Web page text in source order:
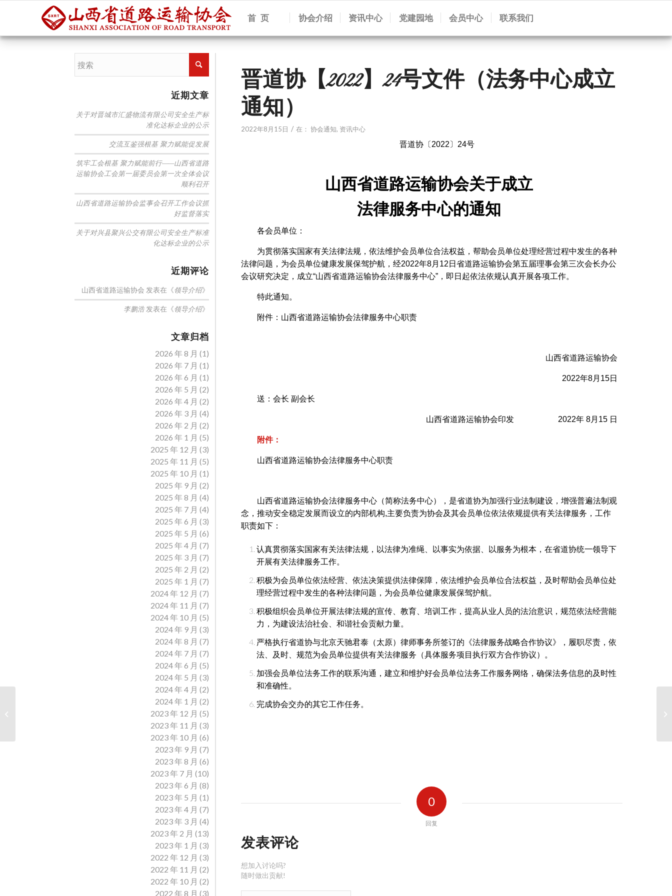
首 页 协会介绍 资讯中心 党建园地 会员中心 联系我们
晋道协【2022】24号文件（法务中心成立
通知）
2022年8月15日 / 在： 协会通知, 资讯中心
晋道协〔2022〕24号
山西省道路运输协会关于成立
法律服务中心的通知
各会员单位：
为贯彻落实国家有关法律法规，依法维护会员单位合法权益，帮助会员单位处理经营过程中发生的各种
法律问题，为会员单位健康发展保驾护航，经2022年8月12日省道路运输协会第五届理事会第三次会长办公
会议研究决定，成立“山西省道路运输协会法律服务中心”，即日起依法依规认真开展各项工作。
特此通知。
附件：山西省道路运输协会法律服务中心职责
山西省道路运输协会
2022年8月15日
送：会长 副会长
山西省道路运输协会印发 2022年 8月15 日
附件：
山西省道路运输协会法律服务中心职责
山西省道路运输协会法律服务中心（简称法务中心），是省道协为加强行业法制建设，增强普遍法制观
念，推动安全稳定发展而设立的内部机构,主要负责为协会及其会员单位依法依规提供有关法律服务，工作
职责如下：
认真贯彻落实国家有关法律法规，以法律为准绳、以事实为依据、以服务为根本，在省道协统一领导下
开展有关法律服务工作。
积极为会员单位依法经营、依法决策提供法律保障，依法维护会员单位合法权益，及时帮助会员单位处
理经营过程中发生的各种法律问题，为会员单位健康发展保驾护航。
积极组织会员单位开展法律法规的宣传、教育、培训工作，提高从业人员的法治意识，规范依法经营能
力，为建设法治社会、和谐社会贡献力量。
严格执行省道协与北京天驰君泰（太原）律师事务所签订的《法律服务战略合作协议》，履职尽责，依
法、及时、规范为会员单位提供有关法律服务（具体服务项目执行双方合作协议）。
加强会员单位法务工作的联系沟通，建立和维护好会员单位法务工作服务网络，确保法务信息的及时性
和准确性。
完成协会交办的其它工作任务。
0
回复
发表评论
想加入讨论吗?
随时做出贡献!
近期文章
关于对晋城市汇盛物流有限公司安全生产标
准化达标企业的公示
交流互鉴强根基 聚力赋能促发展
筑牢工会根基 聚力赋能前行——山西省道路
运输协会工会第一届委员会第一次全体会议
顺利召开
山西省道路运输协会监事会召开工作会议抓
好监督落实
关于对兴县聚兴公交有限公司安全生产标准
化达标企业的公示
近期评论
山西省道路运输协会 发表在《领导介绍》
李鹏浩发表在《领导介绍》
文章归档
2026 年 8 月 (1)
2026 年 7 月 (1)
2026 年 6 月 (1)
2026 年 5 月 (2)
2026 年 4 月 (2)
2026 年 3 月 (4)
2026 年 2 月 (2)
2026 年 1 月 (5)
2025 年 12 月 (3)
2025 年 11 月 (5)
2025 年 10 月 (1)
2025 年 9 月 (2)
2025 年 8 月 (4)
2025 年 7 月 (4)
2025 年 6 月 (3)
2025 年 5 月 (6)
2025 年 4 月 (7)
2025 年 3 月 (7)
2025 年 2 月 (2)
2025 年 1 月 (7)
2024 年 12 月 (7)
2024 年 11 月 (7)
2024 年 10 月 (5)
2024 年 9 月 (3)
2024 年 8 月 (7)
2024 年 7 月 (7)
2024 年 6 月 (5)
2024 年 5 月 (3)
2024 年 4 月 (2)
2024 年 1 月 (2)
2023 年 12 月 (5)
2023 年 11 月 (3)
2023 年 10 月 (6)
2023 年 9 月 (7)
2023 年 8 月 (6)
2023 年 7 月 (10)
2023 年 6 月 (8)
2023 年 5 月 (1)
2023 年 4 月 (7)
2023 年 3 月 (4)
2023 年 2 月 (13)
2023 年 1 月 (3)
2022 年 12 月 (3)
2022 年 11 月 (2)
2022 年 10 月 (2)
2022 年 8 月 (3)